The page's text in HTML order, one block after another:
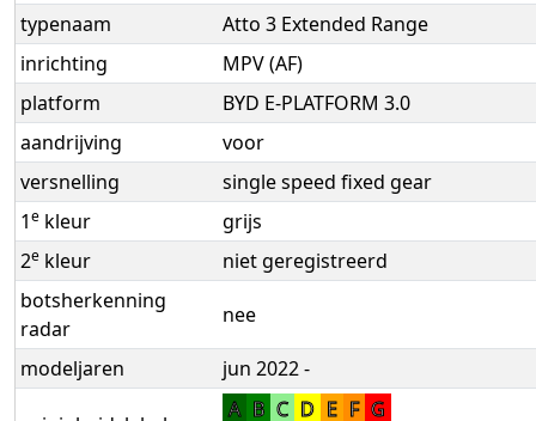
typenaam
Atto 3 Extended Range
inrichting
MPV (AF)
platform
BYD E-PLATFORM 3.0
aandrijving
voor
versnelling
single speed fixed gear
1e kleur
grijs
2e kleur
niet geregistreerd
botsherkenning
radar
nee
modeljaren jun 2022 -
A B C D E F G